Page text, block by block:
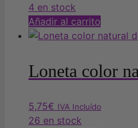
4 en stock
Añadir al carrito
Loneta color
5,75€ IVA Incluído
26 en stock